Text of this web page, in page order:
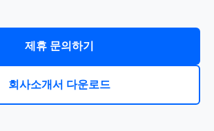
제휴 문의하기
회사소개서 다운로드